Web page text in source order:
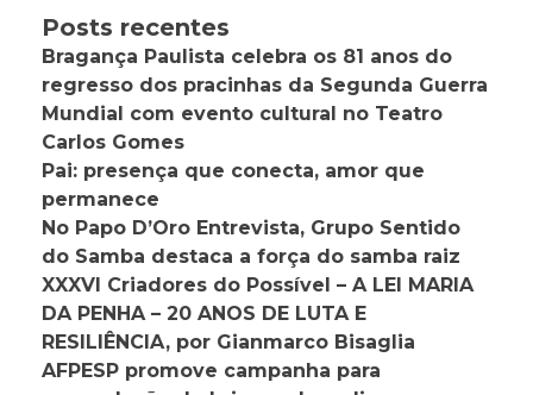
Posts recentes
Bragança Paulista celebra os 81 anos do
regresso dos pracinhas da Segunda Guerra
Mundial com evento cultural no Teatro
Carlos Gomes
Pai: presença que conecta, amor que
permanece
No Papo D’Oro Entrevista, Grupo Sentido
do Samba destaca a força do samba raiz
XXXVI Criadores do Possível – A LEI MARIA
DA PENHA – 20 ANOS DE LUTA E
RESILIÊNCIA, por Gianmarco Bisaglia
AFPESP promove campanha para